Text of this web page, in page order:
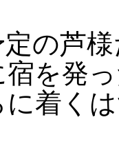
定の
を発
着く